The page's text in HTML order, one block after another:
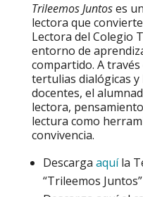
Trileemos Juntoses
lectora que
Lectora del Colegio
entorno de
compartido. A
tertulias dialógicas y
docentes, el
lectora,
lectura como
convivencia.
Descarga aquíla
“Trileemos Juntos”